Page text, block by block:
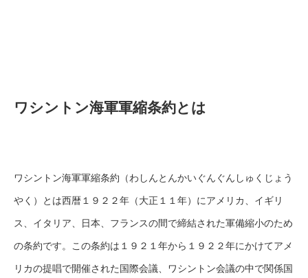
ワシントン海軍軍縮条約とは
ワシントン海軍軍縮条約（わしんとんかいぐんぐんしゅくじょう
やく）とは西暦１９２２年（大正１１年）にアメリカ、イギリ
ス、イタリア、日本、フランスの間で締結された軍備縮小のため
の条約です。この条約は１９２１年から１９２２年にかけてアメ
リカの提唱で開催された国際会議、ワシントン会議の中で関係国